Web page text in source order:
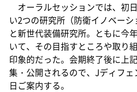
オーラルセッションでは、初
い2つの研究所（防衛イノベー
と新世代装備研究所。ともに今
いて、その目指すところや取り
印象的だった。会期終了後に上
集・公開されるので、Jディフ
日ご案内する。